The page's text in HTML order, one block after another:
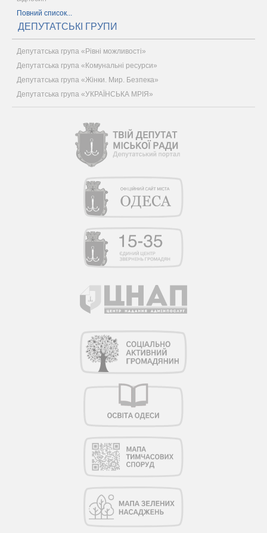
Повний список...
ДЕПУТАТСЬКІ ГРУПИ
Депутатська група «Рівні можливості»
Депутатська група «Комунальні ресурси»
Депутатська група «Жінки. Мир. Безпека»
Депутатська група «УКРАЇНСЬКА МРІЯ»